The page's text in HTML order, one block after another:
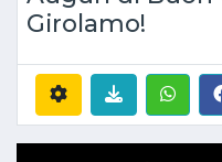
Girolamo!